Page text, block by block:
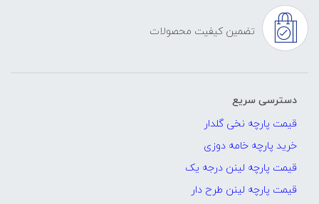
تضمین کیفیت محصولات
دسترسی سریع
قیمت پارچه نخی گلدار
خرید پارچه خامه دوزی
قیمت پارچه لینن درجه یک
قیمت پارچه لینن طرح دار